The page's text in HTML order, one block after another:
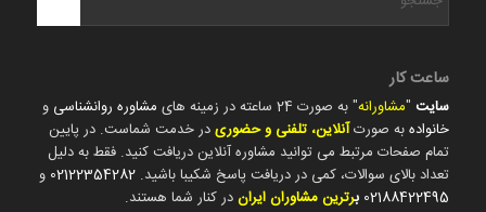
ساعت کار
سایت"مشاورانه" به صورت 24 ساعته در زمینه های مشاوره روانشناسی و
خانوادهبه صورتآنلاین، تلفنی و حضوریدر خدمت شماست. در پایین
تمام صفحات مرتبط می توانید مشاوره آنلاین دریافت کنید. فقط به دلیل
تعداد بالای سوالات، کمی در دریافت پاسخ شکیبا باشید. 02122354282 و
02188422495 برترین مشاوران ایراندر کنار شما هستند.